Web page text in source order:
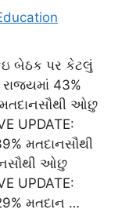
બેઠક પર કેટલું
43%
મતદાનસૌથી ઓછુ
UPDATE:
મતદાનસૌથી
ઓછુ
UPDATE:
મતદાન …